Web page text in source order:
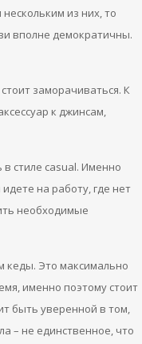
из них, то
вполне демократичны.
заморачиваться. К
к джинсам,
стиле casual. Именно
на работу, где нет
необходимые
кеды. Это максимально
именно поэтому стоит
быть уверенной в том,
– не единственное, что